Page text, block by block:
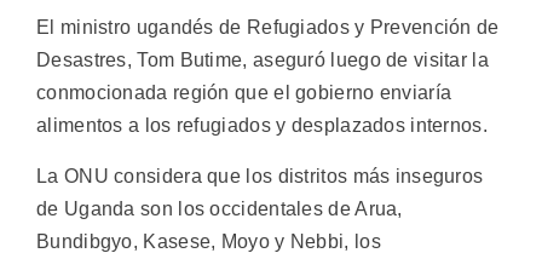
El ministro ugandés de Refugiados y Prevención de
Desastres, Tom Butime, aseguró luego de visitar la
conmocionada región que el gobierno enviaría
alimentos a los refugiados y desplazados internos.
La ONU considera que los distritos más inseguros
de Uganda son los occidentales de Arua,
Bundibgyo, Kasese, Moyo y Nebbi, los